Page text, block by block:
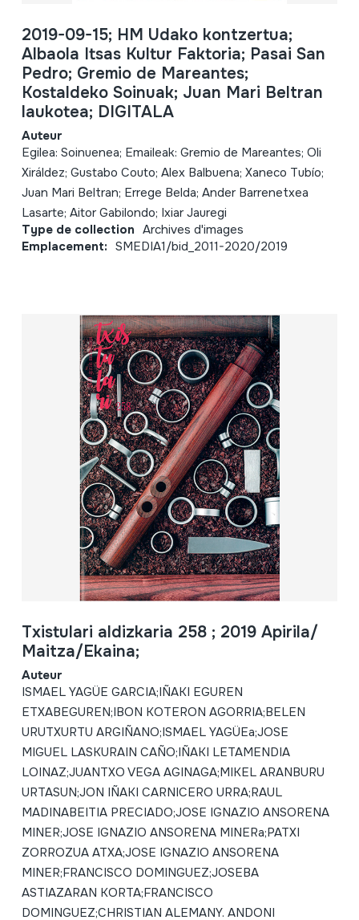
2019-09-15; HM Udako kontzertua;
Albaola Itsas Kultur Faktoria; Pasai San
Pedro; Gremio de Mareantes;
Kostaldeko Soinuak; Juan Mari Beltran
laukotea; DIGITALA
Auteur
Egilea: Soinuenea; Emaileak: Gremio de Mareantes; Oli
Xiráldez; Gustabo Couto; Alex Balbuena; Xaneco Tubío;
Juan Mari Beltran; Errege Belda; Ander Barrenetxea
Lasarte; Aitor Gabilondo; Ixiar Jauregi
Type de collection Archives d'images
Emplacement: SMEDIA1/bid_2011-2020/2019
Txistulari aldizkaria 258 ; 2019 Apirila/
Maitza/Ekaina;
Auteur
ISMAEL YAGÜE GARCIA;IÑAKI EGUREN
ETXABEGUREN;IBON KOTERON AGORRIA;BELEN
URUTXURTU ARGIÑANO;ISMAEL YAGÜEa;JOSE
MIGUEL LASKURAIN CAÑO;IÑAKI LETAMENDIA
LOINAZ;JUANTXO VEGA AGINAGA;MIKEL ARANBURU
URTASUN;JON IÑAKI CARNICERO URRA;RAUL
MADINABEITIA PRECIADO;JOSE IGNAZIO ANSORENA
MINER;JOSE IGNAZIO ANSORENA MINERa;PATXI
ZORROZUA ATXA;JOSE IGNAZIO ANSORENA
MINER;FRANCISCO DOMINGUEZ;JOSEBA
ASTIAZARAN KORTA;FRANCISCO
DOMINGUEZ;CHRISTIAN ALEMANY. ANDONI